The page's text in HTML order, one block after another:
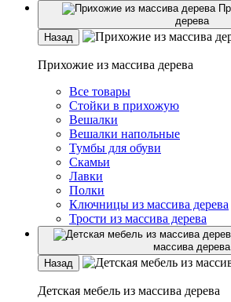
Прихожие из массива
дерева
Назад
Прихожие из массива дерева
Все товары
Стойки в прихожую
Вешалки
Вешалки напольные
Тумбы для обуви
Скамьи
Лавки
Полки
Ключницы из массива дерева
Трости из массива дерева
массива дерева
Назад
Детская мебель из массива дерева